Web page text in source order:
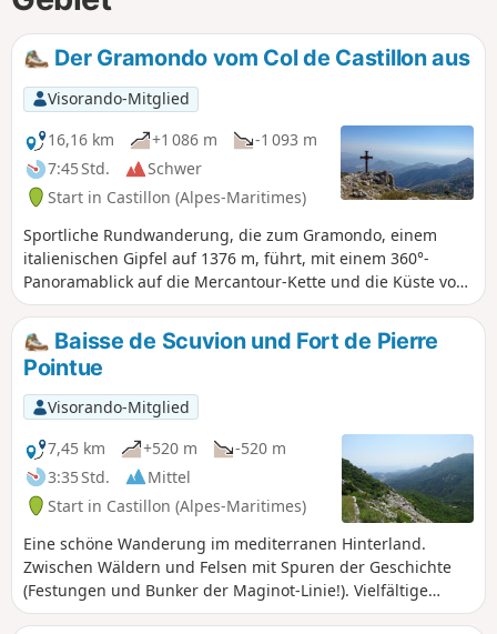
Der Gramondo vom Col de Castillon aus
Visorando-Mitglied
16,16 km
+1 086 m
-1 093 m
7:45 Std.
Schwer
Start in Castillon (Alpes-Maritimes)
Sportliche Rundwanderung, die zum Gramondo, einem
italienischen Gipfel auf 1376 m, führt, mit einem 360°-
Panoramablick auf die Mercantour-Kette und die Küste von
Menton.
Baisse de Scuvion und Fort de Pierre
Pointue
Visorando-Mitglied
7,45 km
+520 m
-520 m
3:35 Std.
Mittel
Start in Castillon (Alpes-Maritimes)
Eine schöne Wanderung im mediterranen Hinterland.
Zwischen Wäldern und Felsen mit Spuren der Geschichte
(Festungen und Bunker der Maginot-Linie!). Vielfältige
Ausblicke zwischen Meer und Bergen.